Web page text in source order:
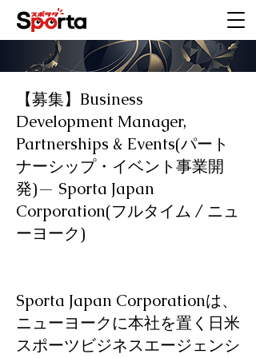
【募集】Business
Development Manager,
Partnerships & Events(パート
ナーシップ・イベント事業開
発)— Sporta Japan
Corporation(フルタイム / ニュ
ーヨーク)
Sporta Japan Corporationは、
ニューヨークに本社を置く日米
スポーツビジネスエージェンシ